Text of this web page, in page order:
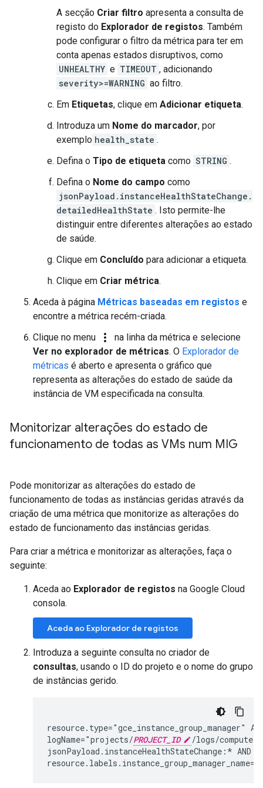
A secção Criar filtro apresenta a consulta de
registo do Explorador de registos. Também
pode configurar o filtro da métrica para ter em
conta apenas estados disruptivos, como
UNHEALTHY e TIMEOUT , adicionando
severity>=WARNING ao filtro.
Em Etiquetas, clique em Adicionar etiqueta.
Introduza um Nome do marcador, por
exemplo health_state .
Defina o Tipo de etiqueta como STRING .
Defina o Nome do campo como
jsonPayload.instanceHealthStateChange.
detailedHealthState . Isto permite-lhe
distinguir entre diferentes alterações ao estado
de saúde.
Clique em Concluído para adicionar a etiqueta.
Clique em Criar métrica.
Aceda à página Métricas baseadas em registos e
encontre a métrica recém-criada.
Clique no menu
more_vert
na linha da métrica e selecione
Ver no explorador de métricas. O Explorador de
métricas é aberto e apresenta o gráfico que
representa as alterações do estado de saúde da
instância de VM especificada na consulta.
Monitorizar alterações do estado de
funcionamento de todas as VMs num MIG
Pode monitorizar as alterações do estado de
funcionamento de todas as instâncias geridas através da
criação de uma métrica que monitorize as alterações do
estado de funcionamento das instâncias geridas.
Para criar a métrica e monitorizar as alterações, faça o
seguinte:
Aceda ao Explorador de registos na Google Cloud
consola.
Aceda ao Explorador de registos
Introduza a seguinte consulta no criador de
consultas, usando o ID do projeto e o nome do grupo
de instâncias gerido.
resource.type="gce_instance_group_manager"
logName="projects/PROJECT_ID
/logs/
jsonPayload.instanceHealthStateChange:* AND
resource.labels.instance_group_manager_name="